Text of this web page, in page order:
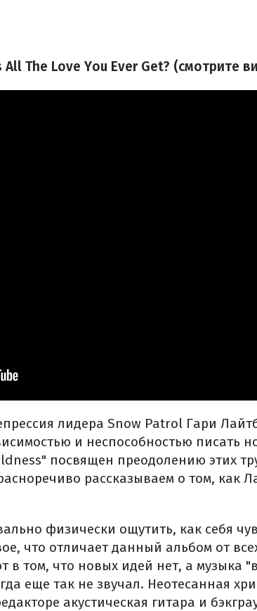
The Love You Ever Get? (смотрите
лидера Snow Patrol Гари
и неспособностью писать
посвящен преодолению этих
рассказываем о том, как
физически ощутить, как себя
что отличает данный альбом от
в том, что новых идей нет, а музыка
еще так не звучал. Неотесанная
акустическая гитара и